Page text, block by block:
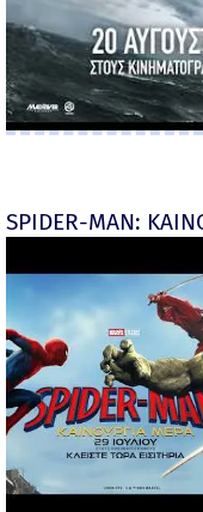
SPIDER-MAN: